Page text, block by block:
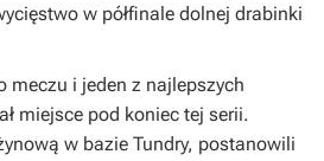
w półfinale dolnej drabinki
meczu i jeden z najlepszych
miejsce pod koniec tej serii.
w bazie Tundry, postanowili